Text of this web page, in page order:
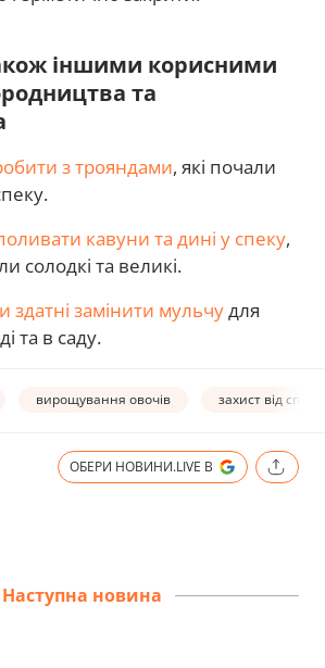
іншими корисними
та
з трояндами, які почали
кавуни та дині у спеку,
солодкі та великі.
здатні замінити мульчудля
та в саду.
вирощування овочів захист від спеки
ОБЕРИ НОВИНИ.LIVE В
Наступна новина